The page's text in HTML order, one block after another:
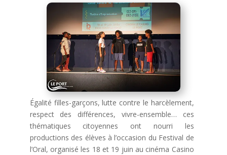
Égalité filles-garçons, lutte contre le harcèlement,
respect des différences, vivre-ensemble… ces
thématiques citoyennes ont nourri les
productions des élèves à l’occasion du Festival de
l’Oral, organisé les 18 et 19 juin au cinéma Casino